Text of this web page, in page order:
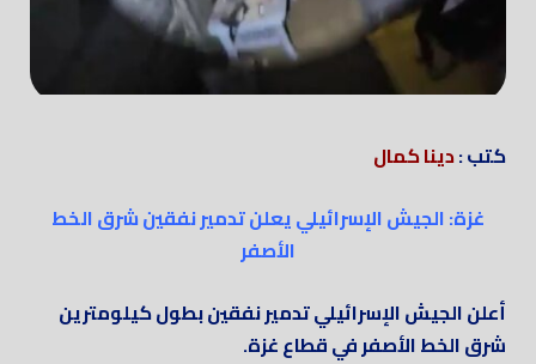
كتب :دينا كمال
غزة: الجيش الإسرائيلي يعلن تدمير نفقين شرق الخط
الأصفر
أعلن الجيش الإسرائيلي تدمير نفقين بطول كيلومترين
شرق الخط الأصفر في قطاع غزة.